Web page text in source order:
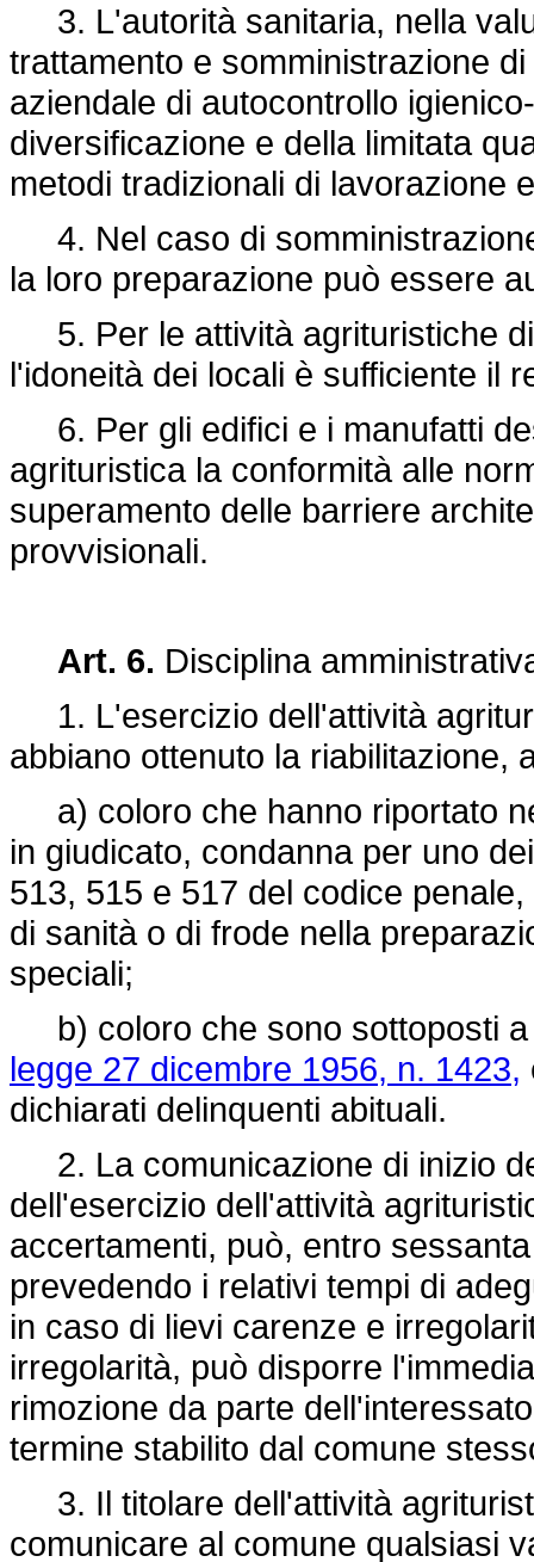
3. L'autorità sanitaria, nella
trattamento e somministrazione
aziendale di autocontrollo
diversificazione e della limitata
metodi tradizionali di lavorazione
4. Nel caso di
la loro preparazione può essere
5. Per le attività agrituristiche
l'idoneità dei locali è sufficiente il
6. Per gli edifici e i manufatti
agrituristica la conformità alle
superamento delle barriere
provvisionali.
Art. 6. Disciplina
1. L'esercizio dell'attività
abbiano ottenuto la riabilitazione,
a) coloro che hanno riportato
in giudicato, condanna per uno
513, 515 e 517 del codice
di sanità o di frode nella
speciali;
b) coloro che sono sottoposti a
legge 27 dicembre 1956, n. 1423,
dichiarati delinquenti abituali.
2. La comunicazione di inizio
dell'esercizio dell'attività
accertamenti, può, entro
prevedendo i relativi tempi di
in caso di lievi carenze e
irregolarità, può disporre
rimozione da parte
termine stabilito dal comune
3. Il titolare dell'attività
comunicare al comune qualsiasi